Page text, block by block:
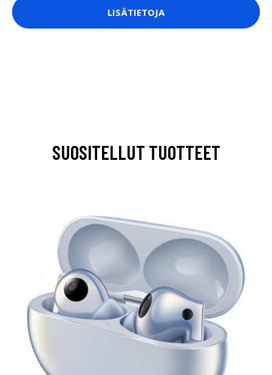
LISÄTIETOJA
SUOSITELLUT TUOTTEET